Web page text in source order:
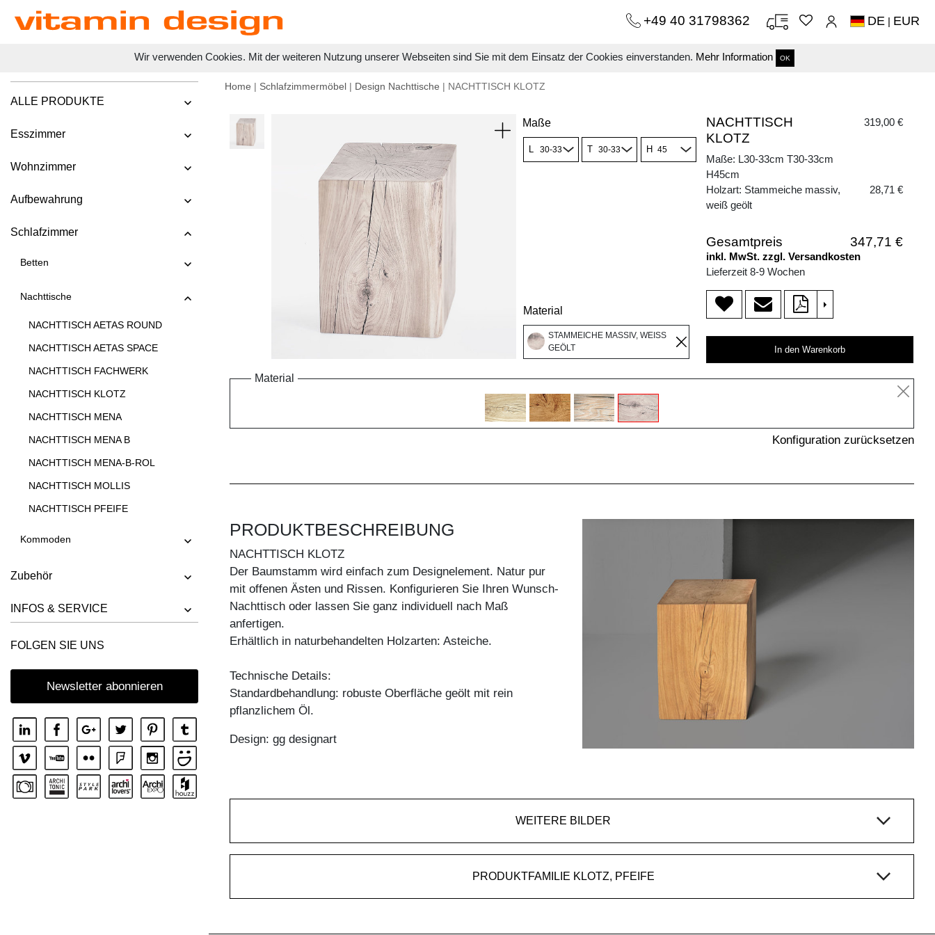
Wir verwenden Cookies. Mit der weiteren Nutzung unserer Webseiten sind Sie mit dem Einsatz der Cookies einverstanden. Mehr Information OK
+49 40 31798362 DE | EUR
ALLE PRODUKTE
Esszimmer
Wohnzimmer
Aufbewahrung
Schlafzimmer
Betten
Nachttische
NACHTTISCH AETAS ROUND
NACHTTISCH AETAS SPACE
NACHTTISCH FACHWERK
NACHTTISCH KLOTZ
NACHTTISCH MENA
NACHTTISCH MENA B
NACHTTISCH MENA-B-ROL
NACHTTISCH MOLLIS
NACHTTISCH PFEIFE
Kommoden
Zubehör
INFOS & SERVICE
FOLGEN SIE UNS
Newsletter abonnieren
Home | Schlafzimmermöbel | Design Nachttische | NACHTTISCH KLOTZ
Maße
L T H
Material
STAMMEICHE MASSIV, WEISS
GEÖLT
NACHTTISCH
KLOTZ
319,00 €
Maße: L30-33cm T30-33cm
H45cm
Holzart: Stammeiche massiv,
weiß geölt
28,71 €
Gesamtpreis 347,71 €
inkl. MwSt. zzgl. Versandkosten
Lieferzeit 8-9 Wochen
>
In den Warenkorb
Material
Konfiguration zurücksetzen
PRODUKTBESCHREIBUNG
NACHTTISCH KLOTZ
Der Baumstamm wird einfach zum Designelement. Natur pur
mit offenen Ästen und Rissen. Konfigurieren Sie Ihren Wunsch-
Nachttisch oder lassen Sie ganz individuell nach Maß
anfertigen.
Erhältlich in naturbehandelten Holzarten: Asteiche.
Technische Details:
Standardbehandlung: robuste Oberfläche geölt mit rein
pflanzlichem Öl.
Design: gg designart
WEITERE BILDER
PRODUKTFAMILIE KLOTZ, PFEIFE